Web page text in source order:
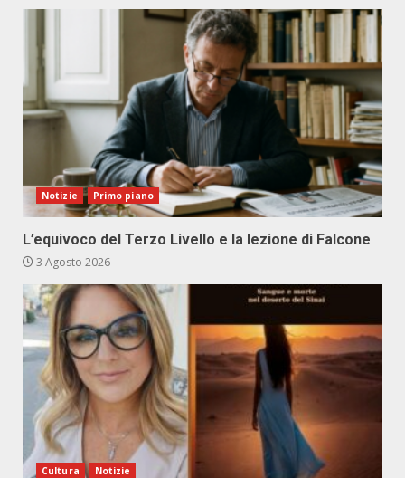
Notizie Primo piano
L’equivoco del Terzo Livello e la lezione di Falcone
3 Agosto 2026
Cultura Notizie